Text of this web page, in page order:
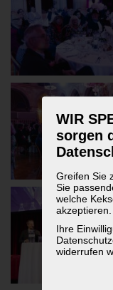
WIR
sorgen
Greifen Sie
Sie
welche
akzeptieren.
Ihre
widerrufen